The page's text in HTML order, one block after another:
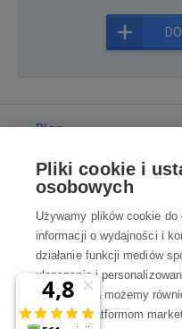
Blog
Poradnia
Wszystko o zakupach
Kontakt
Pliki cookie i
osobowych
Używamy plików cookie do
informacji o wydajności i
działanie funkcji mediów
ulepszania i
użytkownika możemy
osobowe platformom